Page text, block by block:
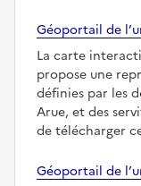
Géoportail de
La carte
propose une
définies par les
Arue, et des
de télécharger
Géoportail de